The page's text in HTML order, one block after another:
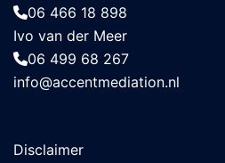
06 466 18 898
Ivo van der Meer
06 499 68 267
info@accentmediation.nl
Disclaimer